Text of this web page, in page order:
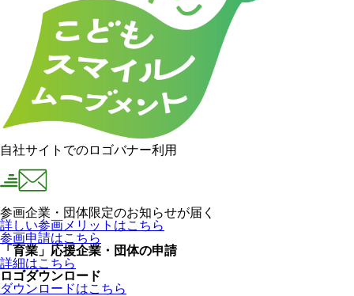
自社サイトでのロゴバナー利用
参画企業・団体限定のお知らせが届く
詳しい参画メリットはこちら
参画申請はこちら
「育業」応援企業・団体の申請
詳細はこちら
ロゴダウンロード
ダウンロードはこちら